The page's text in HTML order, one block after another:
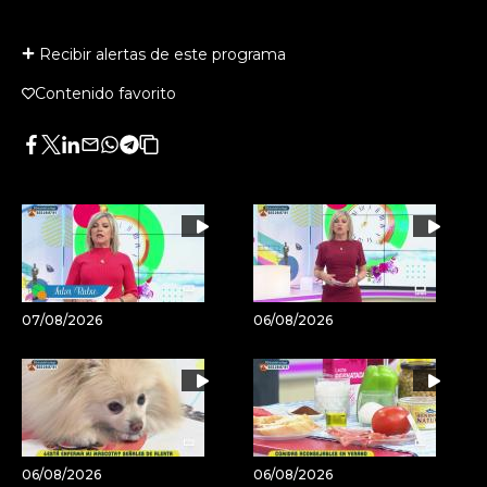
Recibir alertas de este programa
Contenido favorito
Facebook
Twitter
LinkedIn
Enviar
Whatsapp
Telegram
Copiar
artículo
07/08/2026 06/08/2026
06/08/2026 06/08/2026